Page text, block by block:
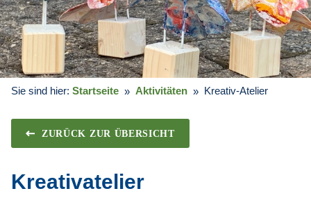
Sie sind hier: Startseite Aktivitäten Kreativ-Atelier
ZURÜCK ZUR ÜBERSICHT
Kreativatelier